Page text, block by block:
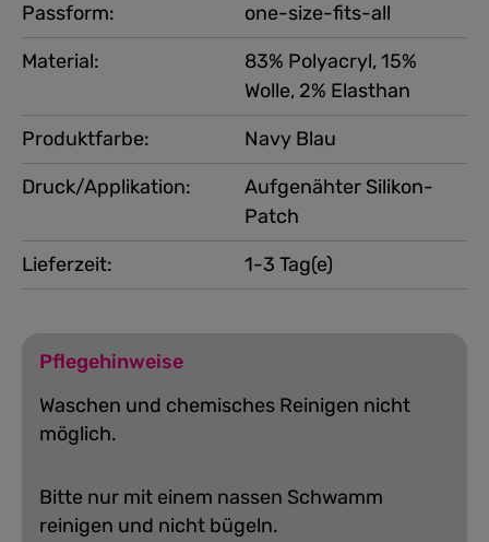
Produktfarbe:
Navy Blau
Druck/Applikation:
Aufgenähter Silikon-
Patch
Passform:
one-size-fits-all
Material:
83% Polyacryl, 15%
Wolle, 2% Elasthan
Lieferzeit: 1-3 Tag(e)
Pflegehinweise
Waschen und chemisches Reinigen nicht
möglich.
Bitte nur mit einem nassen Schwamm
reinigen und nicht bügeln.